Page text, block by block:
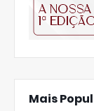
Mais